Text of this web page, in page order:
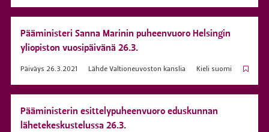
Pääministeri Sanna Marinin puheenvuoro Helsingin
yliopiston vuosipäivänä 26.3.
Päiväys 26.3.2021 LähdeValtioneuvoston kanslia Kieli suomi
Pääministerin esittelypuheenvuoro eduskunnan
lähetekeskustelussa 26.3.